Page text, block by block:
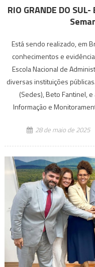
RIO GRANDE DO
Está sendo realizado, em
conhecimentos e
Escola Nacional de
diversas instituições
(Sedes), Beto Fantinel,
Informação e
28 de maio de 2025